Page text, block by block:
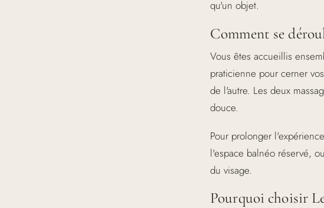
qu'un objet.
Comment se
Vous êtes accueillis
praticienne pour cerner
de l'autre. Les deux
douce.
Pour prolonger
l'espace balnéo réservé,
du visage.
Pourquoi choisir